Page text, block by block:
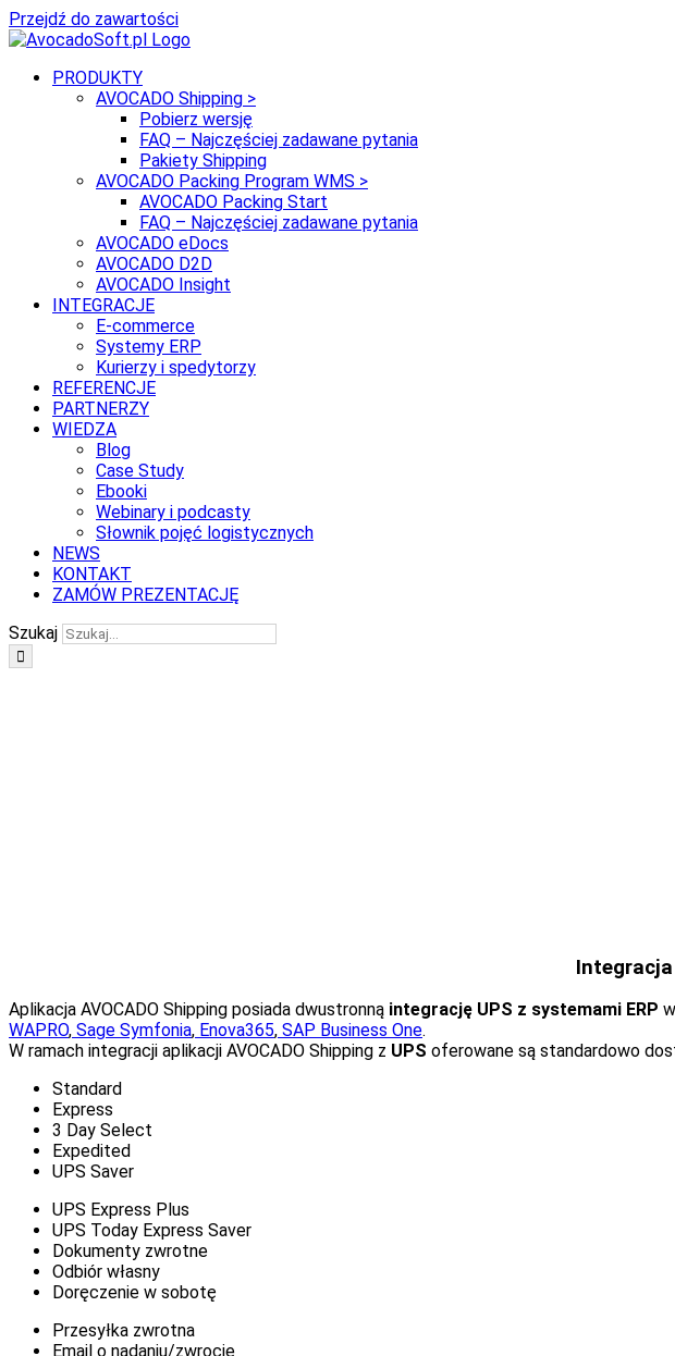
Przejdź do zawartości
PRODUKTY
AVOCADO Shipping >
Pobierz wersję
FAQ – Najczęściej zadawane pytania
Pakiety Shipping
AVOCADO Packing Program WMS >
AVOCADO Packing Start
FAQ – Najczęściej zadawane pytania
AVOCADO eDocs
AVOCADO D2D
AVOCADO Insight
INTEGRACJE
E-commerce
Systemy ERP
Kurierzy i spedytorzy
REFERENCJE
PARTNERZY
WIEDZA
Blog
Case Study
Ebooki
Webinary i podcasty
Słownik pojęć logistycznych
NEWS
KONTAKT
ZAMÓW PREZENTACJĘ
Szukaj
Integracja
Aplikacja AVOCADO Shipping posiada dwustronną integrację UPS z systemami ERP
WAPRO, Sage Symfonia, Enova365, SAP Business One.
W ramach integracji aplikacji AVOCADO Shipping z UPS oferowane są standardowo
Standard
Express
3 Day Select
Expedited
UPS Saver
UPS Express Plus
UPS Today Express Saver
Dokumenty zwrotne
Odbiór własny
Doręczenie w sobotę
Przesyłka zwrotna
Email o nadaniu/zwrocie